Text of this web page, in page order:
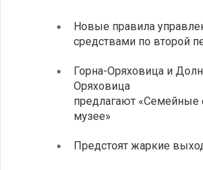
Новые правила
средствами по второй
Горна-Оряховица и
Оряховица
предлагают «Семейные
музее»
Предстоят жаркие